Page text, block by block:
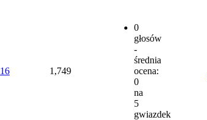
16 1,749
0
głosów
-
średnia
ocena:
0
na
5
gwiazdek